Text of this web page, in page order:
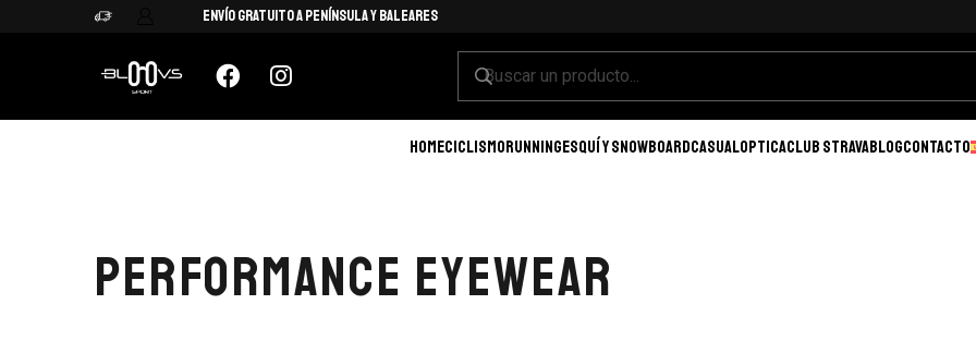
Envío Gratuito a Península y Baleares
HOMECICLISMORUNNINGESQUÍ Y SNOWBOARDCASUALOPTICACLUB STRAVABLOGCONTACTO
PERFORMANCE EYEWEAR